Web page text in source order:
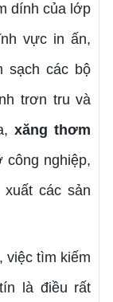
dính của lớp
vực in ấn,
sạch các bộ
trơn tru và
xăng thơm
công nghiệp,
các sản
tìm kiếm
là điều rất